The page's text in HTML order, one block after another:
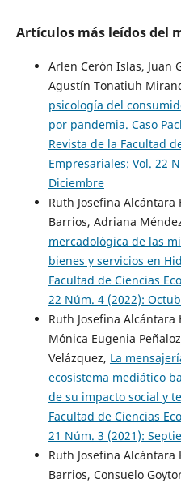
Artículos más leídos del
Arlen Cerón Islas, Juan
Agustín Tonatiuh
psicología del
por pandemia. Caso
Revista de la Facultad
Empresariales: Vol. 22
Diciembre
Ruth Josefina
Barrios, Adriana
mercadológica de las
bienes y servicios en
Facultad de Ciencias
22 Núm. 4 (2022):
Ruth Josefina
Mónica Eugenia
Velázquez, La
ecosistema mediático
de su impacto social y
Facultad de Ciencias
21 Núm. 3 (2021):
Ruth Josefina
Barrios, Consuelo